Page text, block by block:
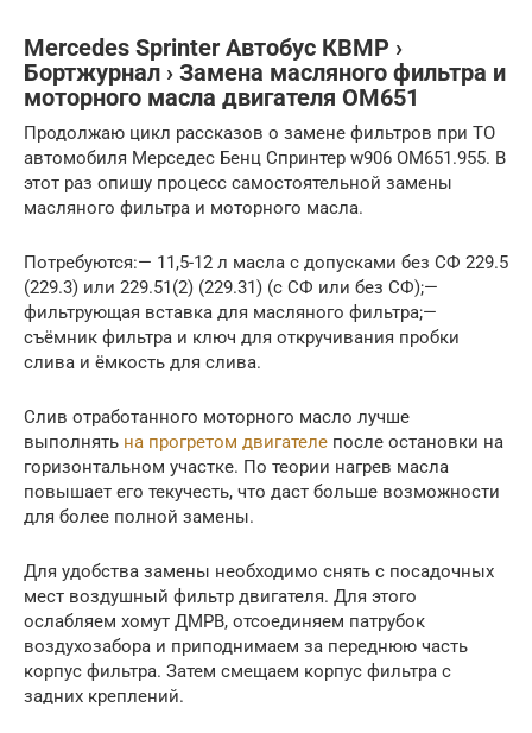
Mercedes Sprinter Автобус КВМР ›
Бортжурнал › Замена масляного фильтра и
моторного масла двигателя OM651
Продолжаю цикл рассказов о замене фильтров при ТО
автомобиля Мерседес Бенц Спринтер w906 OM651.955. В
этот раз опишу процесс самостоятельной замены
масляного фильтра и моторного масла.
Потребуются:— 11,5-12 л масла с допусками без СФ 229.5
(229.3) или 229.51(2) (229.31) (с СФ или без СФ);—
фильтрующая вставка для масляного фильтра;—
съёмник фильтра и ключ для откручивания пробки
слива и ёмкость для слива.
Слив отработанного моторного масло лучше
выполнять на прогретом двигателе после остановки на
горизонтальном участке. По теории нагрев масла
повышает его текучесть, что даст больше возможности
для более полной замены.
Для удобства замены необходимо снять с посадочных
мест воздушный фильтр двигателя. Для этого
ослабляем хомут ДМРВ, отсоединяем патрубок
воздухозабора и приподнимаем за переднюю часть
корпус фильтра. Затем смещаем корпус фильтра с
задних креплений.